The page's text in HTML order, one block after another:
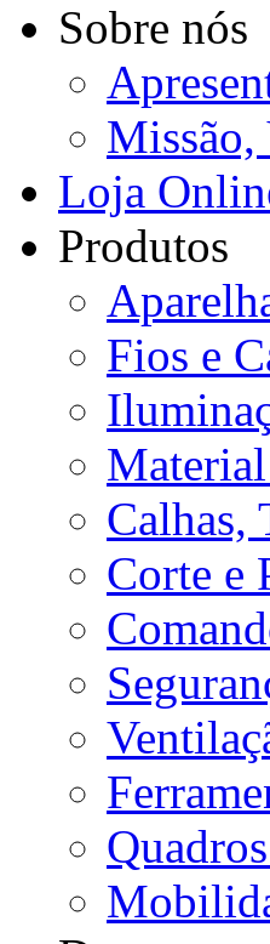
Sobre nós
Missão,
Loja
Produtos
Fios e
Calhas,
Corte e